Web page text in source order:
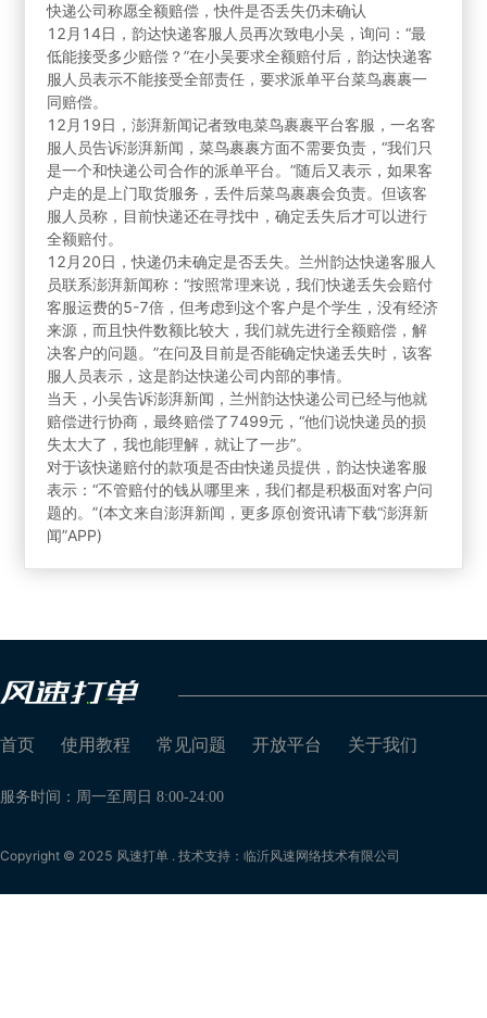
快递公司称愿全额赔偿，快件是否丢失仍未确认
12月14日，韵达快递客服人员再次致电小吴，询问：“最
低能接受多少赔偿？”在小吴要求全额赔付后，韵达快递客
服人员表示不能接受全部责任，要求派单平台菜鸟裹裹一
同赔偿。
12月19日，澎湃新闻记者致电菜鸟裹裹平台客服，一名客
服人员告诉澎湃新闻，菜鸟裹裹方面不需要负责，“我们只
是一个和快递公司合作的派单平台。”随后又表示，如果客
户走的是上门取货服务，丢件后菜鸟裹裹会负责。但该客
服人员称，目前快递还在寻找中，确定丢失后才可以进行
全额赔付。
12月20日，快递仍未确定是否丢失。兰州韵达快递客服人
员联系澎湃新闻称：“按照常理来说，我们快递丢失会赔付
客服运费的5-7倍，但考虑到这个客户是个学生，没有经济
来源，而且快件数额比较大，我们就先进行全额赔偿，解
决客户的问题。”在问及目前是否能确定快递丢失时，该客
服人员表示，这是韵达快递公司内部的事情。
当天，小吴告诉澎湃新闻，兰州韵达快递公司已经与他就
赔偿进行协商，最终赔偿了7499元，“他们说快递员的损
失太大了，我也能理解，就让了一步”。
对于该快递赔付的款项是否由快递员提供，韵达快递客服
表示：“不管赔付的钱从哪里来，我们都是积极面对客户问
题的。”(本文来自澎湃新闻，更多原创资讯请下载“澎湃新
闻”APP)
首页 使用教程 常见问题 开放平台 关于我们
服务时间：周一至周日 8:00-24:00
Copyright © 2025 风速打单 . 技术支持：临沂风速网络技术有限公司